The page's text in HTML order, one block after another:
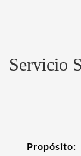
Servicio
Propósito: